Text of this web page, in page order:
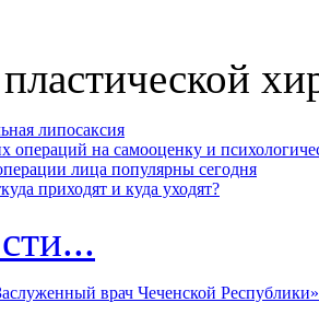
липосаксия
операций на самооценку и
лица популярны сегодня
приходят и куда уходят?
врач Чеченской Республики»